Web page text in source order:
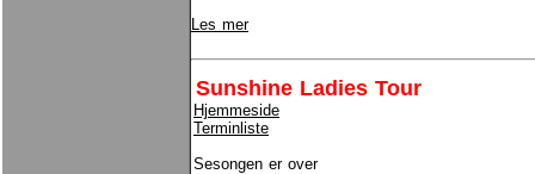
Les mer
Sunshine Ladies Tour
Hjemmeside
Terminliste
Sesongen er over